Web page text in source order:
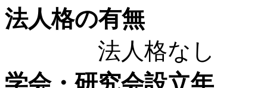
法人格の有無
法人格なし
学会・研究会設立年